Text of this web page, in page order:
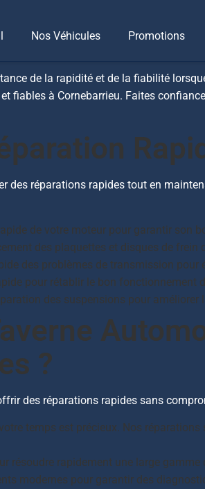
Nos Véhicules Promotions
et
de la rapidité et de la fiabilité
fiables à Cornebarrieu. Faites
des réparations rapides tout en
de votre moteur pour garantir son
des plaquettes et disques de frein
des problèmes de transmission
pour rétablir le bon fonctionnement
des suspensions pour améliorer
?
des réparations rapides sans
temps est précieux. Nos
résoudre rapidement une large gamme
modernes pour garantir des